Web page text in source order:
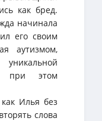
как бред.
начинала
его своим
аутизмом,
при этом
Илья без
слова